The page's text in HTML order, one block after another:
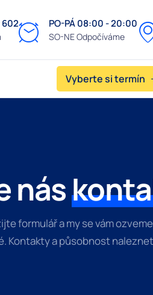
602 PO-PÁ 08:00 - 20:00
SO-NE Odpočíváme
Vyberte si termín
nás
formulář a my se vám
Kontakty a působnost